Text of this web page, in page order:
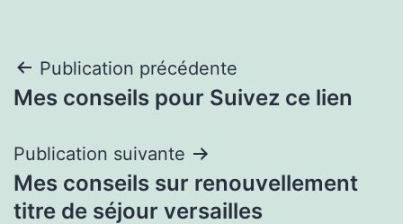
Navigation
de
l’article
Publication précédente
Mes conseils pour Suivez ce lien
Publication suivante
Mes conseils sur renouvellement
titre de séjour versailles